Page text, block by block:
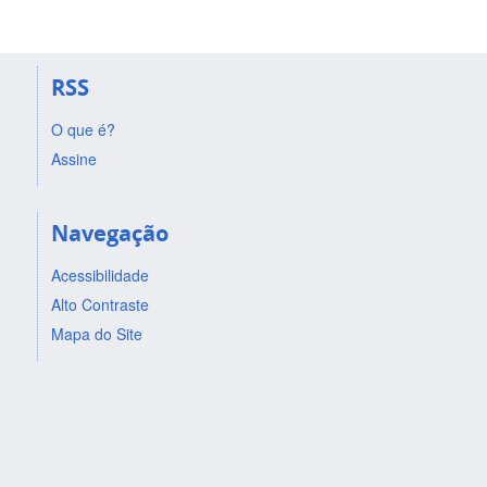
RSS
O que é?
Assine
Navegação
Acessibilidade
Alto Contraste
Mapa do Site